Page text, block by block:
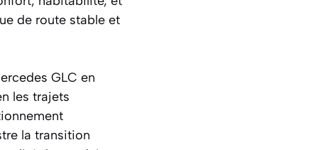
de route stable et
GLC en
les trajets
la transition